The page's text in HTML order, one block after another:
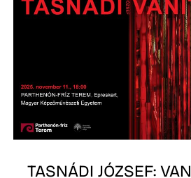
TASNÁDI JÓZSEF: